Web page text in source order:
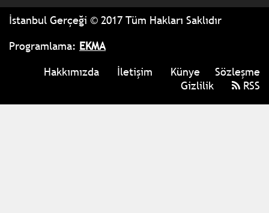
İstanbul Gerçeği © 2017 Tüm Hakları Saklıdır
Programlama: EKMA
Hakkımızda
İletişim Künye
Sözleşme
Gizlilik
RSS